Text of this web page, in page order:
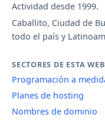
Actividad desde 1999.
Caballito, Ciudad de
todo el país y
SECTORES DE ESTA WEB
Programación a
Planes de hosting
Nombres de dominio